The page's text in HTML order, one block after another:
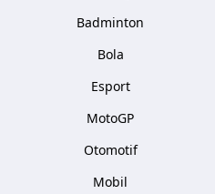
Badminton
Bola
Esport
MotoGP
Otomotif
Mobil